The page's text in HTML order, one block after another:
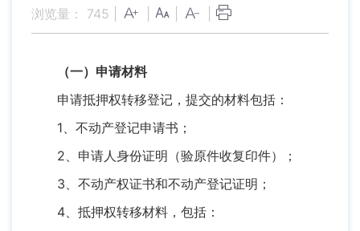
浏览量： 745
（一）申请材料
申请抵押权转移登记，提交的材料包括：
1、不动产登记申请书；
2、申请人身份证明（验原件收复印件）；
3、不动产权证书和不动产登记证明；
4、抵押权转移材料，包括：